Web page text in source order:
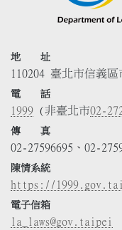
地 址
110204 臺北市信義
電 話
1999 (非臺北市02-
傳 真
02-27596695、02-
陳情系統
https://
電子信箱
la_laws@gov.taipei